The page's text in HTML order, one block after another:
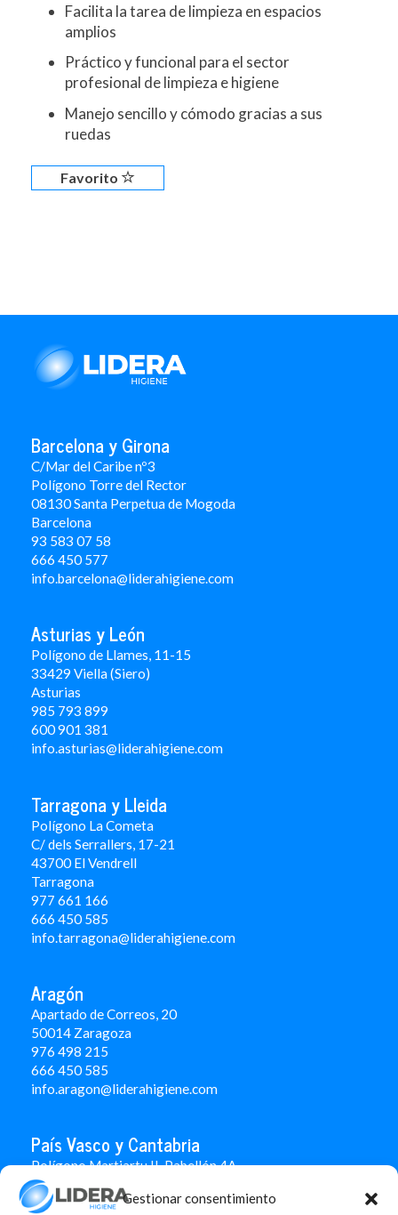
Gestionar consentimiento
Facilita la tarea de limpieza en espacios
amplios
Práctico y funcional para el sector
profesional de limpieza e higiene
Manejo sencillo y cómodo gracias a sus
ruedas
Favorito
Barcelona y Girona
C/Mar del Caribe nº3
Polígono Torre del Rector
08130 Santa Perpetua de Mogoda
Barcelona
93 583 07 58
666 450 577
info.barcelona@liderahigiene.com
Asturias y León
Polígono de Llames, 11-15
33429 Viella (Siero)
Asturias
985 793 899
600 901 381
info.asturias@liderahigiene.com
Tarragona y Lleida
Polígono La Cometa
C/ dels Serrallers, 17-21
43700 El Vendrell
Tarragona
977 661 166
666 450 585
info.tarragona@liderahigiene.com
Aragón
Apartado de Correos, 20
50014 Zaragoza
976 498 215
666 450 585
info.aragon@liderahigiene.com
País Vasco y Cantabria
Polígono Martiartu II. Pabellón 4A
48480 Arrigorriaga
Bizkaia